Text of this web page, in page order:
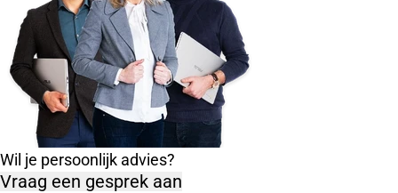
Wil je persoonlijk advies?
Vraag een gesprek aan